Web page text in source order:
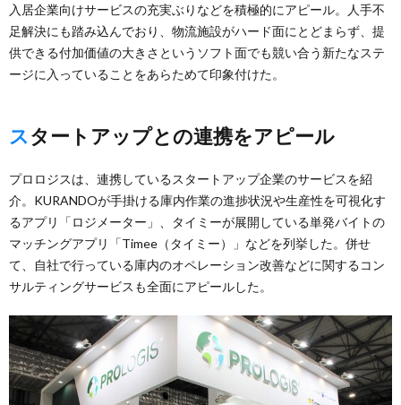
入居企業向けサービスの充実ぶりなどを積極的にアピール。人手不
足解決にも踏み込んでおり、物流施設がハード面にとどまらず、提
供できる付加価値の大きさというソフト面でも競い合う新たなステ
ージに入っていることをあらためて印象付けた。
スタートアップとの連携をアピール
プロロジスは、連携しているスタートアップ企業のサービスを紹
介。KURANDOが手掛ける庫内作業の進捗状況や生産性を可視化す
るアプリ「ロジメーター」、タイミーが展開している単発バイトの
マッチングアプリ「Timee（タイミー）」などを列挙した。併せ
て、自社で行っている庫内のオペレーション改善などに関するコン
サルティングサービスも全面にアピールした。